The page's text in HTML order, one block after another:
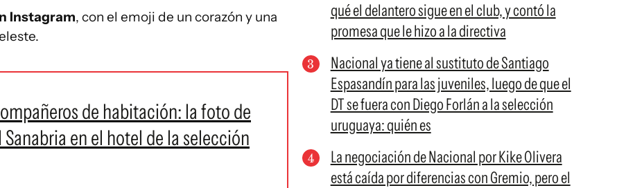
Instagram, con el emoji de un corazón y una
de habitación: la foto de
en el hotel de la selección
qué el delantero sigue en el club, y contó la
promesa que le hizo a la directiva
Nacional ya tiene al sustituto de Santiago
Espasandín para las juveniles, luego de que el
DT se fuera con Diego Forlán a la selección
uruguaya: quién es
La negociación de Nacional por Kike Olivera
está caída por diferencias con Gremio, pero el